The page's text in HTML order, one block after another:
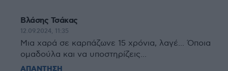
Βλάσης Τσάκας
12.09.2024, 11:35
Μια χαρά σε καρπάζωνε 15 χρόνια, λαγέ... Όποια
ομαδούλα και να υποστηρίζεις...
ΑΠΑΝΤΗΣΗ